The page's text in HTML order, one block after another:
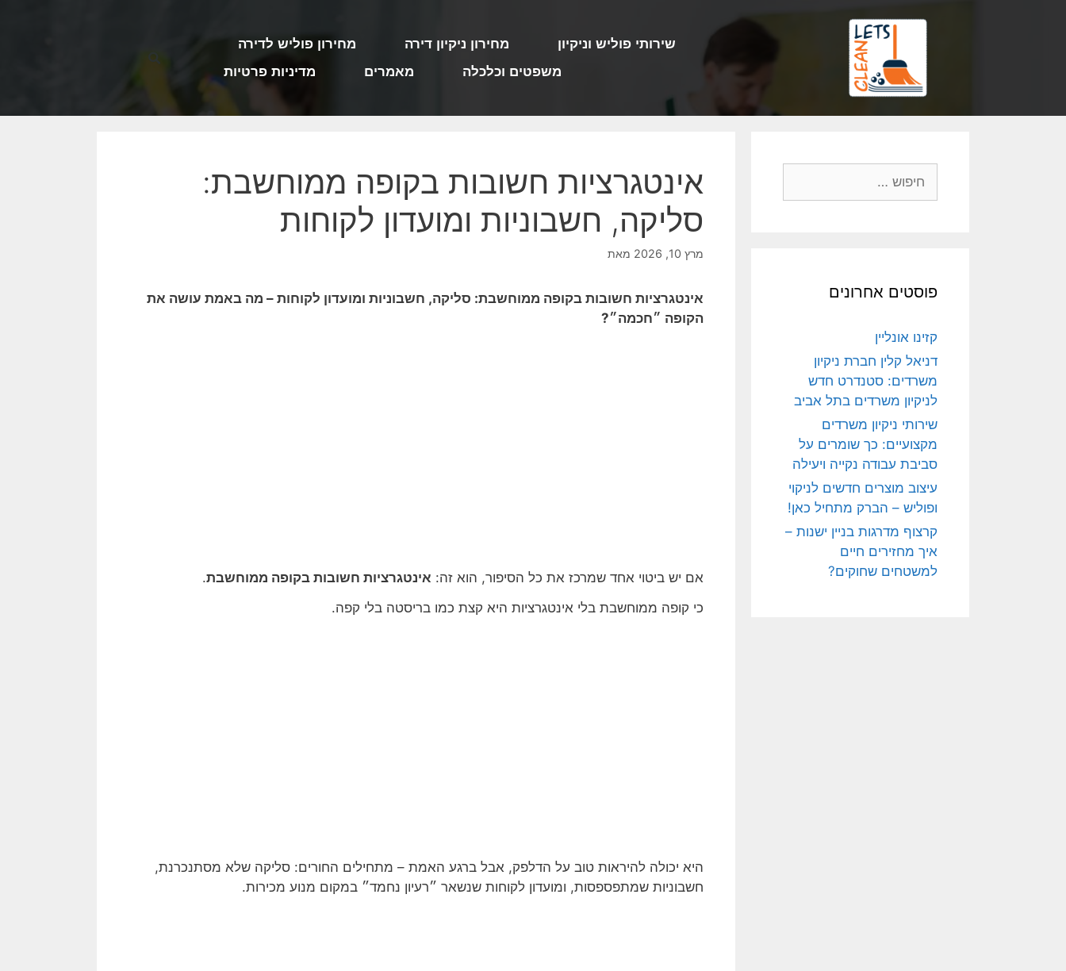
שירותי פוליש וניקיון מחירון ניקיון דירה
מחירון פוליש לדירה
משפטים וכלכלה
מאמרים מדיניות פרטיות
אינטגרציות חשובות בקופה ממוחשבת:
סליקה, חשבוניות ומועדון לקוחות
מרץ 10, 2026 מאת
אינטגרציות חשובות בקופה ממוחשבת: סליקה, חשבוניות ומועדון לקוחות – מה באמת עושה את
הקופה ״חכמה״?
אם יש ביטוי אחד שמרכז את כל הסיפור, הוא זה: אינטגרציות חשובות בקופה ממוחשבת.
כי קופה ממוחשבת בלי אינטגרציות היא קצת כמו בריסטה בלי קפה.
היא יכולה להיראות טוב על הדלפק, אבל ברגע האמת – מתחילים החורים: סליקה שלא מסתנכרנת,
חשבוניות שמתפספסות, ומועדון לקוחות שנשאר ״רעיון נחמד״ במקום מנוע מכירות.
פוסטים אחרונים
קזינו אונליין
דניאל קלין חברת ניקיון
משרדים: סטנדרט חדש
לניקיון משרדים בתל אביב
שירותי ניקיון משרדים
מקצועיים: כך שומרים על
סביבת עבודה נקייה ויעילה
עיצוב מוצרים חדשים לניקוי
ופוליש – הברק מתחיל כאן!
קרצוף מדרגות בניין ישנות –
איך מחזירים חיים
למשטחים שחוקים?